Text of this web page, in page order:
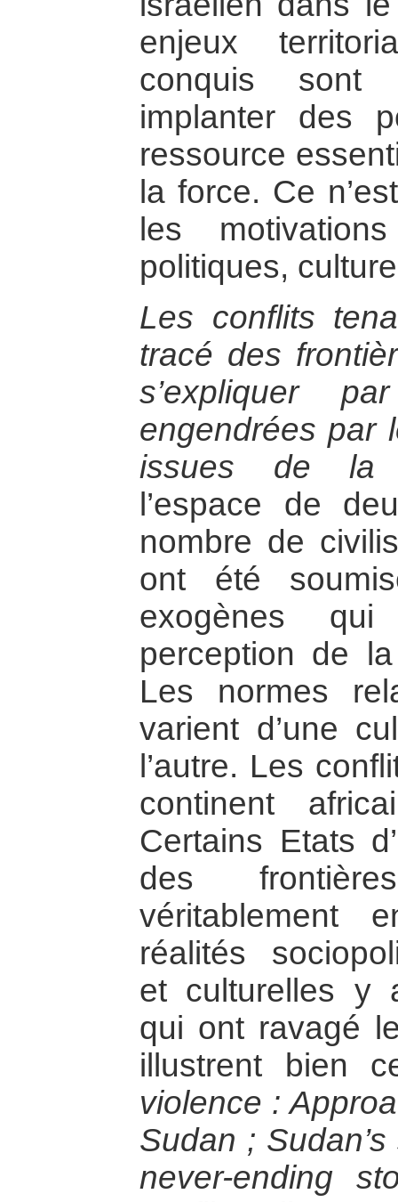
enjeux
conquis sont
implanter des
ressource
la force. Ce
les
politiques,
Les conflits
tracé des
s’expliquer
engendrées par
issues de la
l’espace de
nombre de
ont été
exogènes
perception de
Les normes
varient d’une
l’autre. Les
continent
Certains Etats
des
véritablement
réalités
et culturelles y
qui ont ravagé
illustrent bien
violence :
Sudan ;
never-ending